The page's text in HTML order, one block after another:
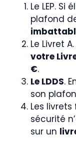
Le LEP.
plafond
Le Livret
votre
€.
Le LDDS.
son
Les
sécurité
sur un